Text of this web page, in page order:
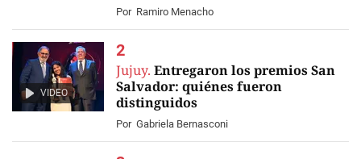
Por Ramiro Menacho
VIDEO
Jujuy. Entregaron los premios San
Salvador: quiénes fueron
distinguidos
Por Gabriela Bernasconi